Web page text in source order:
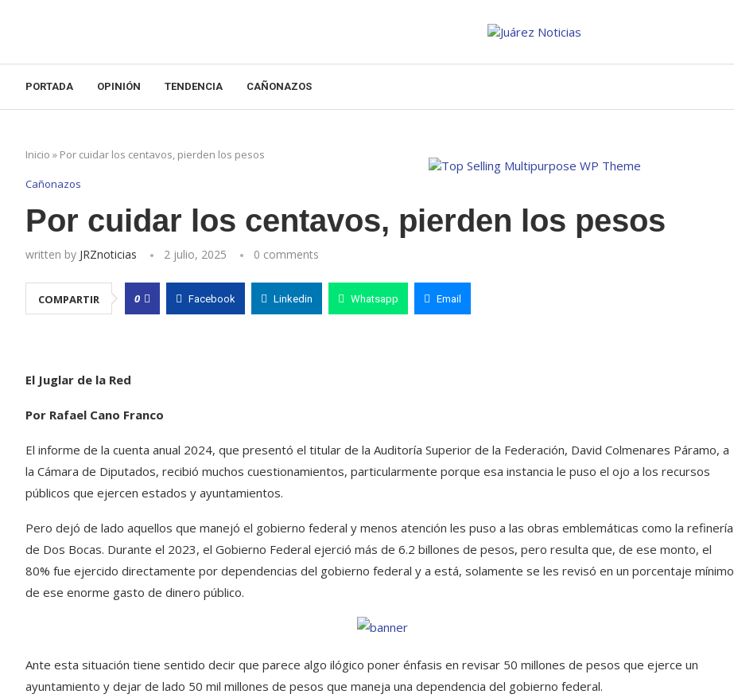
PORTADA OPINIÓN TENDENCIA CAÑONAZOS
Inicio » Por cuidar los centavos, pierden los pesos
Cañonazos
Por cuidar los centavos, pierden los pesos
written by JRZnoticias 2 julio, 2025 0 comments
COMPARTIR 0 Facebook Linkedin Whatsapp Email
El Juglar de la Red
Por Rafael Cano Franco
El informe de la cuenta anual 2024, que presentó el titular de la Auditoría Superior de la Federación, David Colmenares Páramo, a
la Cámara de Diputados, recibió muchos cuestionamientos, particularmente porque esa instancia le puso el ojo a los recursos
públicos que ejercen estados y ayuntamientos.
Pero dejó de lado aquellos que manejó el gobierno federal y menos atención les puso a las obras emblemáticas como la refinería
de Dos Bocas. Durante el 2023, el Gobierno Federal ejerció más de 6.2 billones de pesos, pero resulta que, de ese monto, el
80% fue ejercido directamente por dependencias del gobierno federal y a está, solamente se les revisó en un porcentaje mínimo
de ese enorme gasto de dinero público.
Ante esta situación tiene sentido decir que parece algo ilógico poner énfasis en revisar 50 millones de pesos que ejerce un
ayuntamiento y dejar de lado 50 mil millones de pesos que maneja una dependencia del gobierno federal.